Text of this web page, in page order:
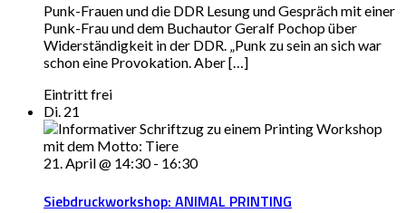
Punk-Frauen und die DDR Lesung und Gespräch mit einer
Punk-Frau und dem Buchautor Geralf Pochop über
Widerständigkeit in der DDR. „Punk zu sein an sich war
schon eine Provokation. Aber […]
Eintritt frei
Di. 21
21. April @ 14:30- 16:30
Siebdruckworkshop: ANIMAL PRINTING